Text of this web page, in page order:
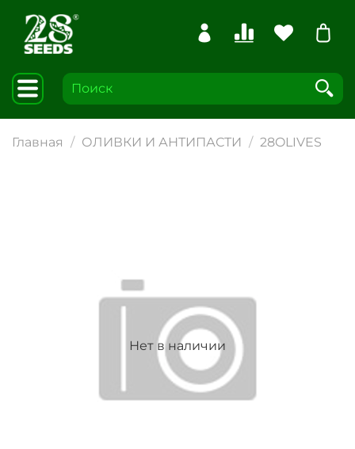
Главная ОЛИВКИ И АНТИПАСТИ 28OLIVES
Нет в наличии